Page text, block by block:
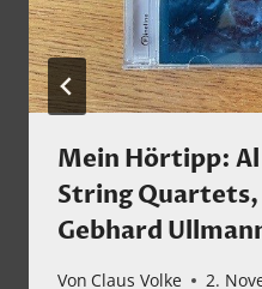
Mein Hörtipp:
String Quartets,
Gebhard
Von Claus Volke 2.